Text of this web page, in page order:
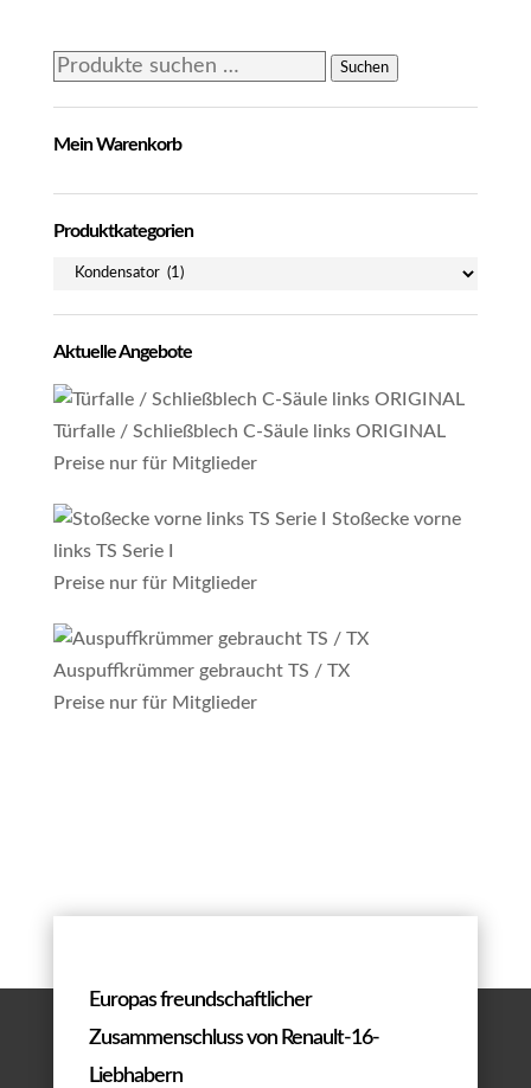
Suchen
Suchen
Mein Warenkorb
Produktkategorien
Aktuelle Angebote
Türfalle / Schließblech C-Säule links ORIGINAL
Preise nur für Mitglieder
Stoßecke vorne
links TS Serie I
Preise nur für Mitglieder
Auspuffkrümmer gebraucht TS / TX
Preise nur für Mitglieder
Europas freundschaftlicher
Zusammenschluss von Renault-16-
Liebhabern